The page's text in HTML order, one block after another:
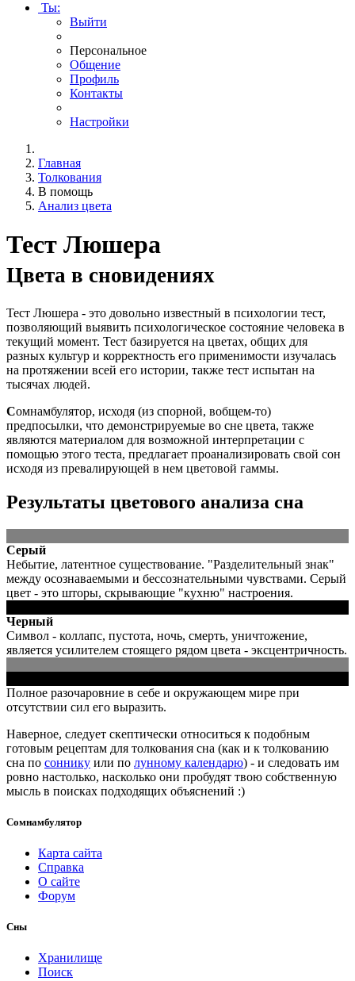
Ты:
Выйти
Персональное
Общение
Профиль
Контакты
Настройки
Главная
Толкования
В помощь
Анализ цвета
Тест Люшера
Цвета в сновидениях
Тест Люшера - это довольно известный в психологии тест,
позволяющий выявить психологическое состояние человека в
текущий момент. Тест базируется на цветах, общих для
разных культур и корректность его применимости изучалась
на протяжении всей его истории, также тест испытан на
тысячах людей.
Сомнамбулятор, исходя (из спорной, вобщем-то)
предпосылки, что демонстрируемые во сне цвета, также
являются материалом для возможной интерпретации с
помощью этого теста, предлагает проанализировать свой сон
исходя из превалирующей в нем цветовой гаммы.
Результаты цветового анализа сна
Серый
Небытие, латентное существование. "Разделительный знак"
между осознаваемыми и бессознательными чувствами. Серый
цвет - это шторы, скрывающие "кухню" настроения.
Черный
Символ - коллапс, пустота, ночь, смерть, уничтожение,
является усилителем стоящего рядом цвета - эксцентричность.
Полное разочаровние в себе и окружающем мире при
отсутствии сил его выразить.
Наверное, следует скептически относиться к подобным
готовым рецептам для толкования сна (как и к толкованию
сна по соннику или по лунному календарю) - и следовать им
ровно настолько, насколько они пробудят твою собственную
мысль в поисках подходящих объяснений :)
Сомнамбулятор
Карта сайта
Справка
О сайте
Форум
Сны
Хранилище
Поиск